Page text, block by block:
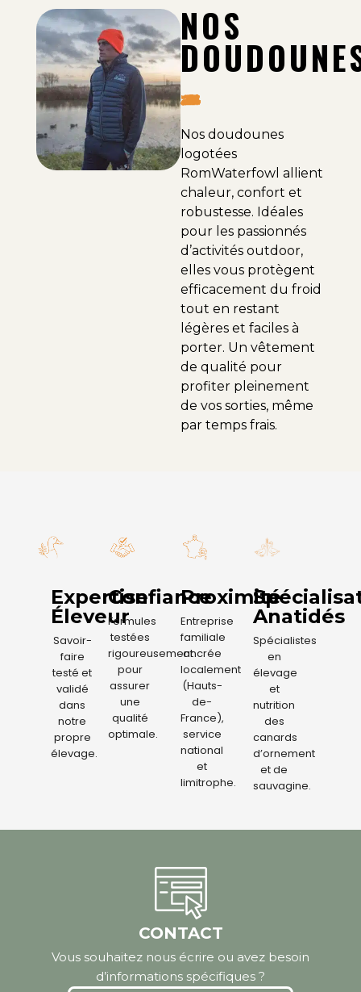
NOS
Nos doudounes
logotées
RomWaterfowl allient
chaleur, confort et
robustesse. Idéales
pour les passionnés
d’activités outdoor,
elles vous protègent
efficacement du froid
tout en restant
légères et faciles à
porter. Un vêtement
de qualité pour
profiter pleinement
de vos sorties, même
par temps frais.
Expertise
Éleveur
Savoir-
faire
testé et
validé
dans
notre
propre
élevage.
Confiance
Formules
testées
rigoureusement
pour
assurer
une
qualité
optimale.
Proximité
Entreprise
familiale
ancrée
localement
(Hauts-
de-
France),
service
national
et
limitrophe.
Anatidés
Spécialistes
en
élevage
et
nutrition
des
canards
d’ornement
et de
sauvagine.
CONTACT
Vous souhaitez nous écrire ou avez besoin
d’informations spécifiques ?